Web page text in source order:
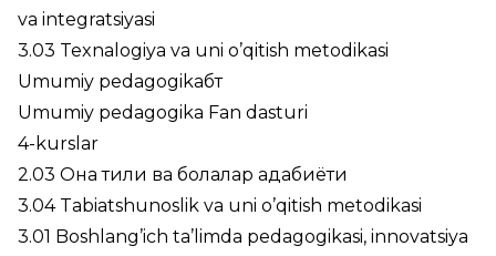
va integratsiyasi
3.03 Texnalogiya va uni o’qitish metodikasi
Umumiy pedagogikaбт
Umumiy pedagogika Fan dasturi
4-kurslar
2.03 Она тили ва болалар адабиёти
3.04 Tabiatshunoslik va uni o’qitish metodikasi
3.01 Boshlang’ich ta’limda pedagogikasi, innovatsiya